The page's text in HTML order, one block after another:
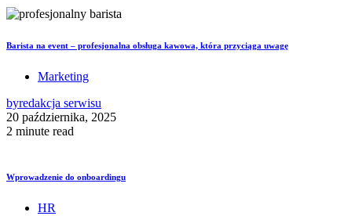
Barista na event – profesjonalna obsługa kawowa, która przyciąga uwagę
Marketing
byredakcja serwisu
20 października, 2025
2 minute read
Wprowadzenie do onboardingu
HR